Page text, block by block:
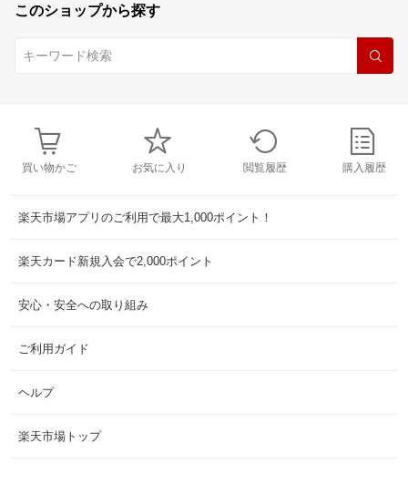
このショップから探す
買い物かご お気に入り 閲覧履歴 購入履歴
楽天市場アプリのご利用で最大1,000ポイント！
楽天カード新規入会で2,000ポイント
安心・安全への取り組み
ご利用ガイド
ヘルプ
楽天市場トップ